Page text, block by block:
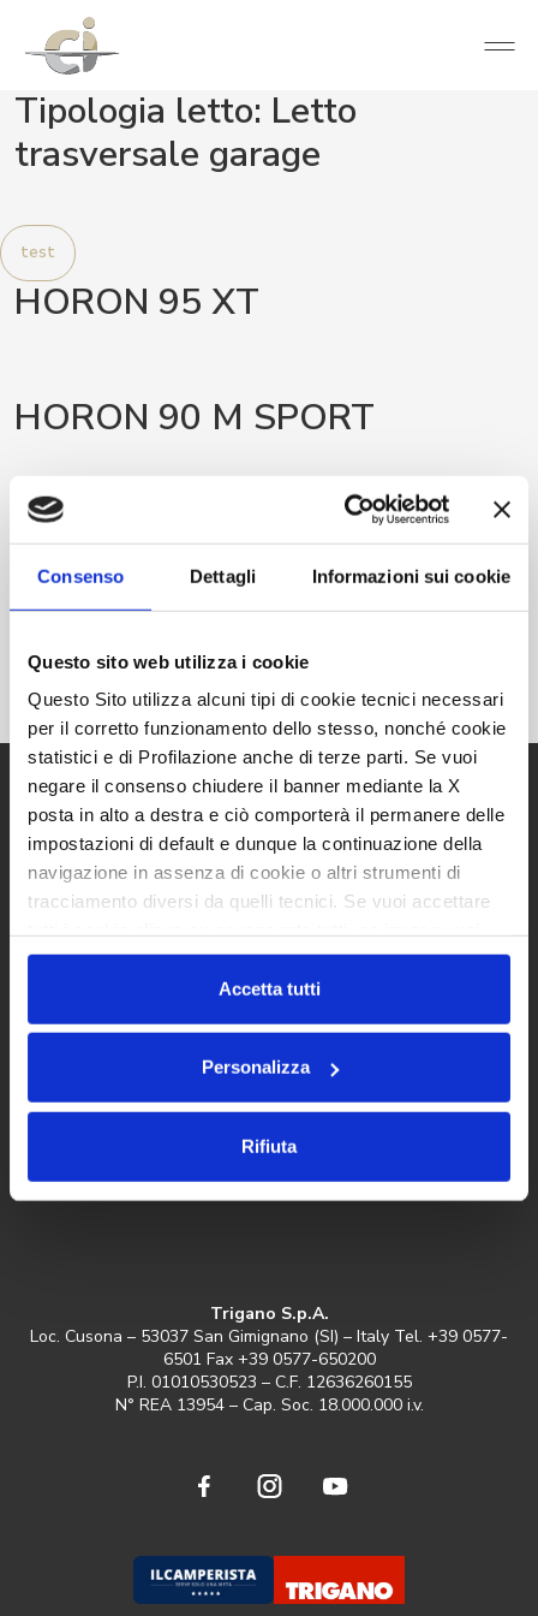
Consenso Dettagli Informazioni sui cookie
Questo sito web utilizza i cookie
Questo Sito utilizza alcuni tipi di cookie tecnici necessari
per il corretto funzionamento dello stesso, nonché cookie
statistici e di Profilazione anche di terze parti. Se vuoi
negare il consenso chiudere il banner mediante la X
posta in alto a destra e ciò comporterà il permanere delle
impostazioni di default e dunque la continuazione della
navigazione in assenza di cookie o altri strumenti di
tracciamento diversi da quelli tecnici. Se vuoi accettare
autonomamente selezionare i cookie da accettare clicca
su acconsento selezionati. Se vuoi saperne di più clicca
qui. Cliccando sul tasto "Acconsento" permetti l'utilizzo
Accetta tutti
Personalizza
Rifiuta
Tipologia letto: Letto
trasversale garage
test
HORON 95 XT
HORON 90 M SPORT
MAGIS ELITE SELEKT 95 XT
MAGIS 95 XT
KYROS
MAGIS
HORON
HORON FIT
Prima volta in camper?
Virtual Tour
Assistenza
Concessionari
Manuale d’uso e Manutenzione
Trigano S.p.A.
Loc. Cusona – 53037 San Gimignano (SI) – Italy Tel. +39 0577-
6501 Fax +39 0577-650200
P.I. 01010530523 – C.F. 12636260155
N° REA 13954 – Cap. Soc. 18.000.000 i.v.